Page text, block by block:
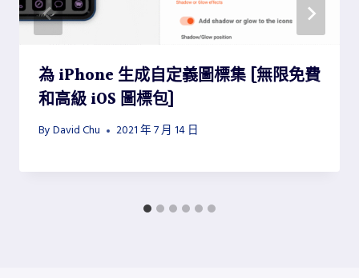
為 iPhone 生成自定義圖標集 [無限免費
和高級 iOS 圖標包]
By David Chu 2021 年 7 月 14 日